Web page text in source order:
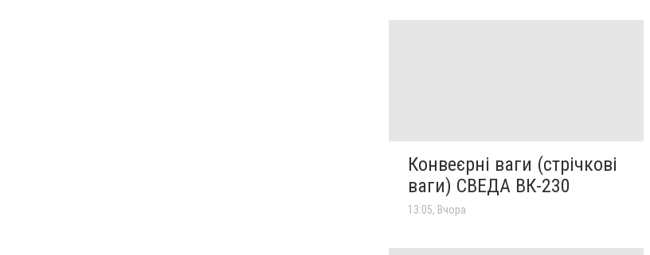
Конвеєрні ваги (стрічкові
ваги) СВЕДА ВК-230
13:05, Вчора